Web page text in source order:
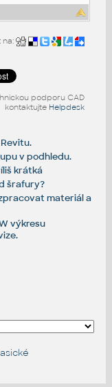
na:
podporu CAD
kontaktujte Helpdesk
v podhledu.
krátká
šrafury?
materiál a
výkresu